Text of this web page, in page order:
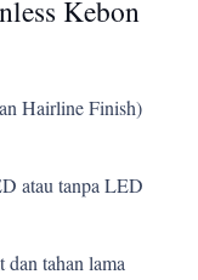
Kebon
Hairline Finish)
atau tanpa LED
dan tahan lama